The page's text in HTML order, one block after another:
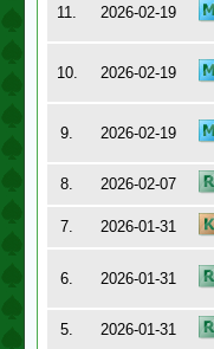
11. 2026-02-19
10. 2026-02-19
9. 2026-02-19
8. 2026-02-07
7.
2026-01-31
6. 2026-01-31
5.
2026-01-31